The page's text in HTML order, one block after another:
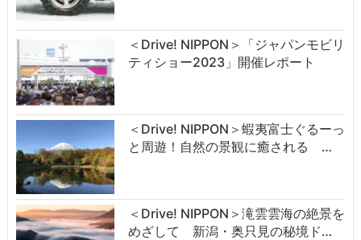
＜Drive! NIPPON＞「ジャパンモビリ
ティショー2023」開催レポート
＜Drive! NIPPON＞蝦夷富士ぐるーっ
と周遊！自然の景観に癒される …
＜Drive! NIPPON＞滝雲雲海の絶景を
めざして 新潟・奥只見の秘境ド…